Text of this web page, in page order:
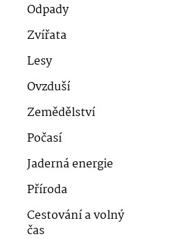
Odpady
Zvířata
Lesy
Ovzduší
Zemědělství
Počasí
Jaderná energie
Příroda
Cestování a volný
čas